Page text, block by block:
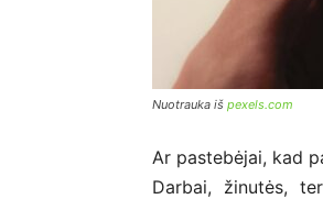
Nuotrauka iš pexels.com
Ar pastebėjai, kad
Darbai, žinutės,